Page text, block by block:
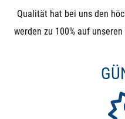
Qualität hat bei uns den
werden zu 100% auf